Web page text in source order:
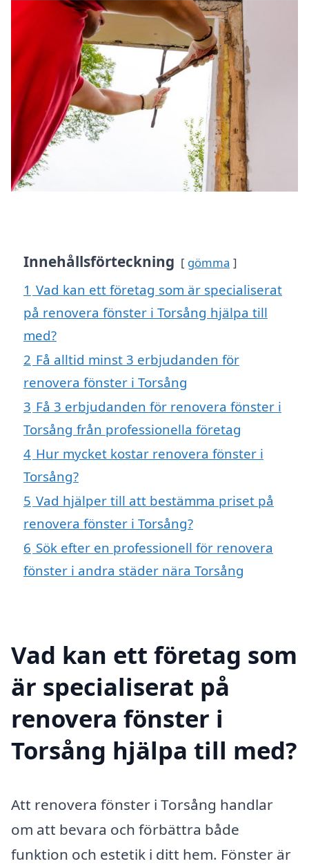
Innehållsförteckning gömma
1 Vad kan ett företag som är specialiserat
på renovera fönster i Torsång hjälpa till
med?
2 Få alltid minst 3 erbjudanden för
renovera fönster i Torsång
3 Få 3 erbjudanden för renovera fönster i
Torsång från professionella företag
4 Hur mycket kostar renovera fönster i
Torsång?
5 Vad hjälper till att bestämma priset på
renovera fönster i Torsång?
6 Sök efter en professionell för renovera
fönster i andra städer nära Torsång
Vad kan ett företag som
är specialiserat på
renovera fönster i
Torsång hjälpa till med?
Att renovera fönster i Torsång handlar
om att bevara och förbättra både
funktion och estetik i ditt hem. Fönster är